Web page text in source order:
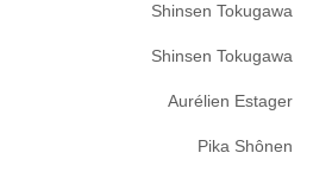
Shinsen Tokugawa
Shinsen Tokugawa
Aurélien Estager
Pika Shônen